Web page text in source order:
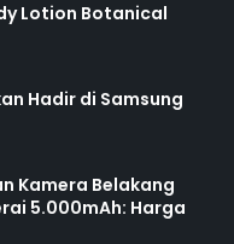
Lotion Botanical
Hadir di Samsung
Kamera Belakang
5.000mAh: Harga